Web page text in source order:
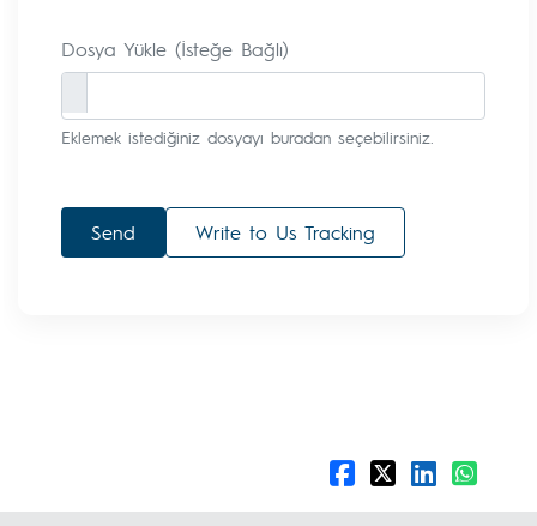
Dosya Yükle (İsteğe Bağlı)
Eklemek istediğiniz dosyayı buradan seçebilirsiniz.
Send Write to Us Tracking